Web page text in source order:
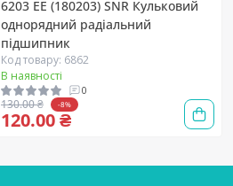
6203 EE (180203) SNR Кульковий
однорядний радіальний
підшипник
Код товару: 6862
В наявності
0
130.00 ₴ -8%
120.00 ₴